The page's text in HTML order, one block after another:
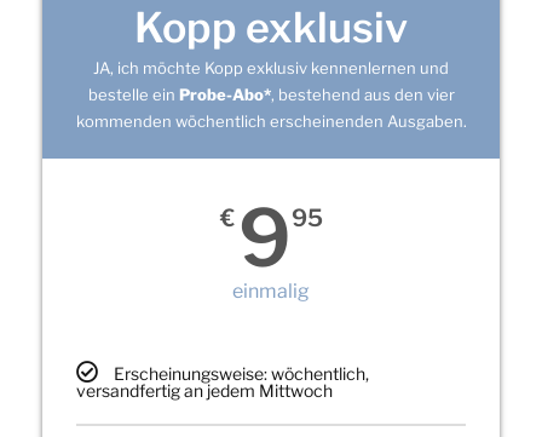
Kopp exklusiv
JA, ich möchte Kopp exklusiv kennenlernen und
bestelle ein Probe-Abo*, bestehend aus den vier
kommenden wöchentlich erscheinenden Ausgaben.
€ 995
einmalig
Erscheinungsweise: wöchentlich,
versandfertig an jedem Mittwoch